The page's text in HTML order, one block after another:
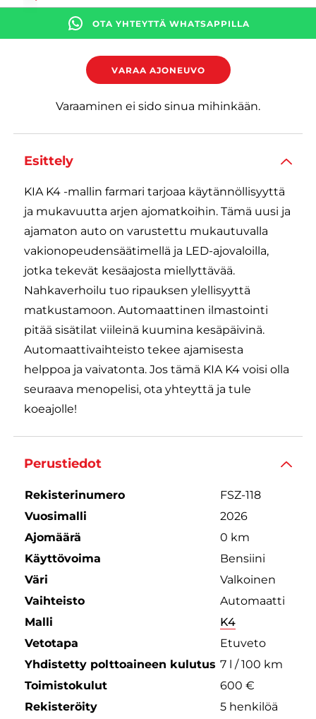
OTA YHTEYTTÄ WHATSAPPILLA
VARAA AJONEUVO
Varaaminen ei sido sinua mihinkään.
Esittely
KIA K4 -mallin farmari tarjoaa käytännöllisyyttä
ja mukavuutta arjen ajomatkoihin. Tämä uusi ja
ajamaton auto on varustettu mukautuvalla
vakionopeudensäätimellä ja LED-ajovaloilla,
jotka tekevät kesäajosta miellyttävää.
Nahkaverhoilu tuo ripauksen ylellisyyttä
matkustamoon. Automaattinen ilmastointi
pitää sisätilat viileinä kuumina kesäpäivinä.
Automaattivaihteisto tekee ajamisesta
helppoa ja vaivatonta. Jos tämä KIA K4 voisi olla
seuraava menopelisi, ota yhteyttä ja tule
koeajolle!
Perustiedot
Rekisterinumero
FSZ-118
Vuosimalli
2026
Ajomäärä
0 km
Käyttövoima
Bensiini
Väri
Valkoinen
Vaihteisto
Automaatti
Malli
K4
Vetotapa
Etuveto
Yhdistetty polttoaineen kulutus 7 l / 100 km
Toimistokulut
600 €
Rekisteröity
5 henkilöä